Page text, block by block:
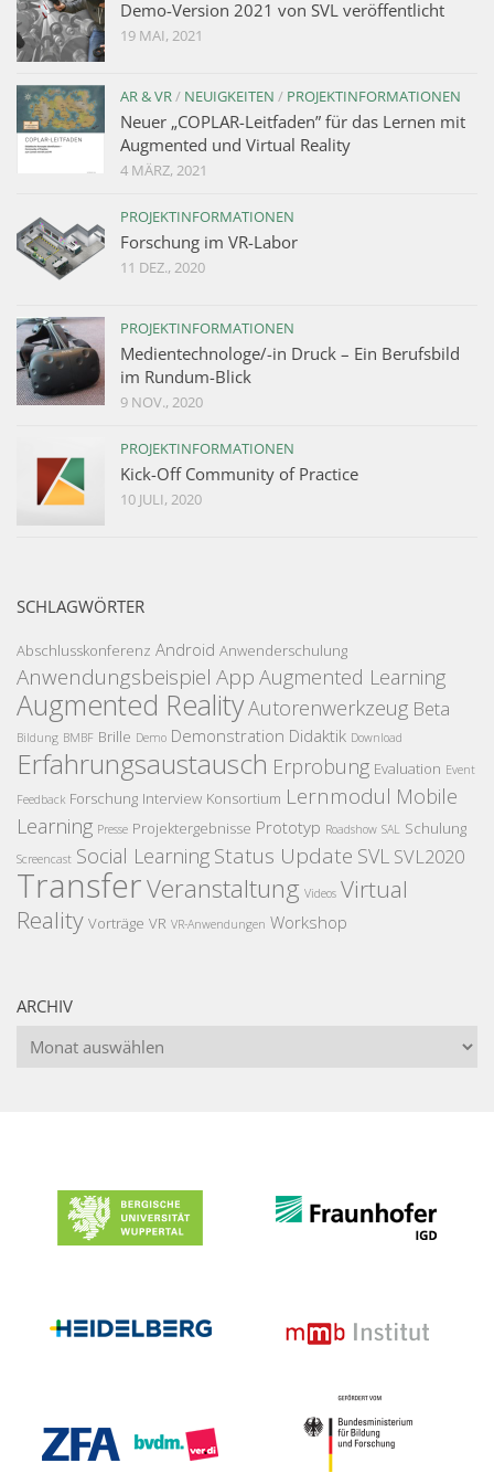
Demo-Version 2021 von SVL veröffentlicht
19 MAI, 2021
AR & VR/ NEUIGKEITEN / PROJEKTINFORMATIONEN
Neuer „COPLAR-Leitfaden” für das Lernen mit
Augmented und Virtual Reality
4 MÄRZ, 2021
PROJEKTINFORMATIONEN
Forschung im VR-Labor
11 DEZ., 2020
PROJEKTINFORMATIONEN
Medientechnologe/-in Druck – Ein Berufsbild
im Rundum-Blick
9 NOV., 2020
PROJEKTINFORMATIONEN
Kick-Off Community of Practice
10 JULI, 2020
SCHLAGWÖRTER
Abschlusskonferenz Android Anwenderschulung
Anwendungsbeispiel App Augmented Learning
Augmented RealityAutorenwerkzeug Beta
Bildung BMBF Brille Demo Demonstration Didaktik Download
Erfahrungsaustausch Erprobung Evaluation Event
Feedback Forschung Interview Konsortium Lernmodul Mobile
Learning Presse Projektergebnisse Prototyp Roadshow SAL Schulung
Screencast Social Learning Status Update SVL SVL2020
TransferVeranstaltung Videos Virtual
Reality Vorträge VR VR-Anwendungen Workshop
ARCHIV
Archiv